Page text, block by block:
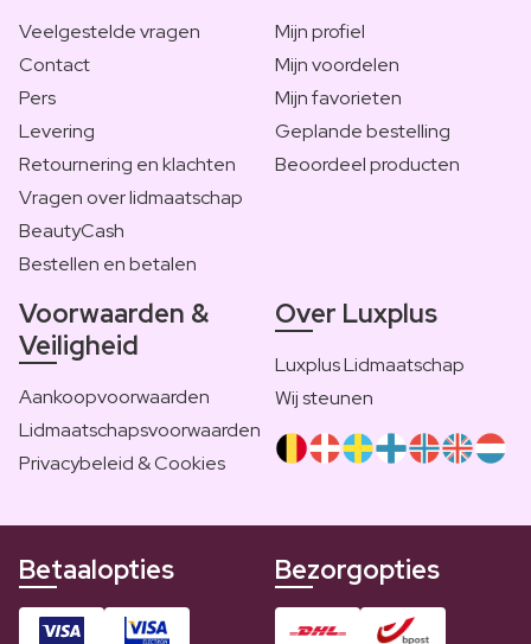
Veelgestelde vragen
Contact
Pers
Levering
Retournering en klachten
Vragen over lidmaatschap
BeautyCash
Bestellen en betalen
Mijn profiel
Mijn voordelen
Mijn favorieten
Geplande bestelling
Beoordeel producten
Voorwaarden &
Veiligheid
Aankoopvoorwaarden
Lidmaatschapsvoorwaarden
Privacybeleid & Cookies
Over Luxplus
Luxplus Lidmaatschap
Wij steunen
Betaalopties Bezorgopties